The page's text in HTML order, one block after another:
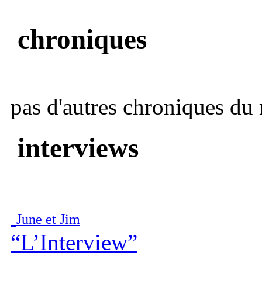
chroniques
pas d'autres chroniques du
interviews
June et Jim
“L’Interview”